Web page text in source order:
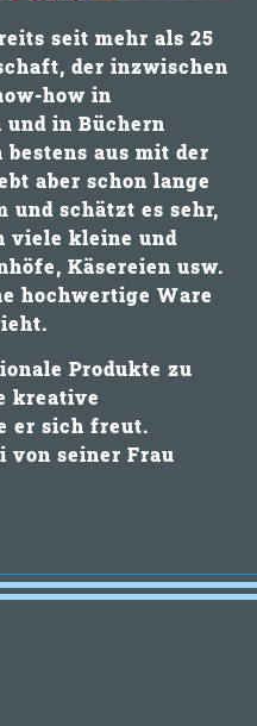
seit mehr als 25
, der inzwischen
how in
und in Büchern
aus mit der
aber schon lange
und schätzt es sehr,
viele kleine und
Käsereien usw.
hochwertige Ware
Produkte zu
kreative
er sich freut.
von seiner Frau